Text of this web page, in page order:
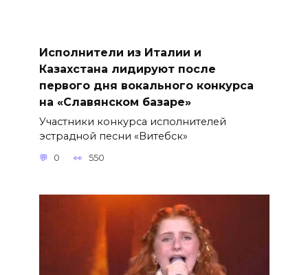
Исполнители из Италии и
Казахстана лидируют после
первого дня вокального конкурса
на «Славянском базаре»
Участники конкурса исполнителей
эстрадной песни «Витебск»
0 550